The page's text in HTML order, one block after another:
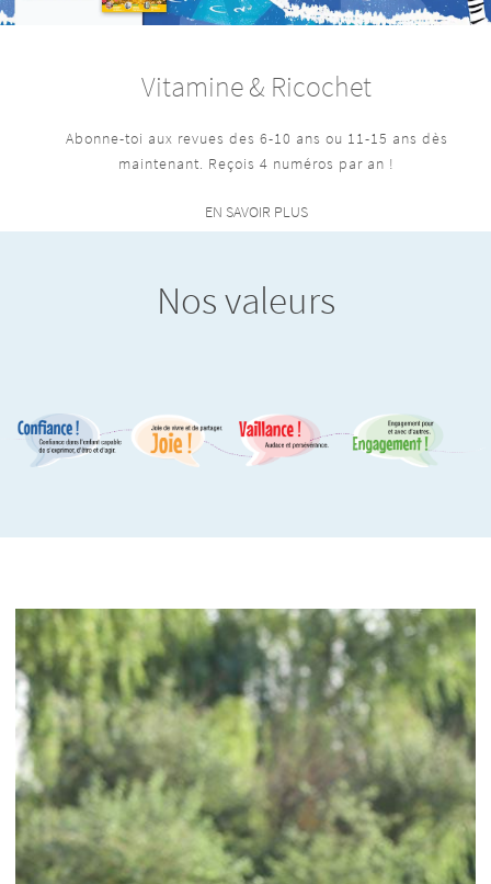
Vitamine & Ricochet
Abonne-toi aux revues des 6-10 ans ou 11-15 ans dès
maintenant. Reçois 4 numéros par an !
EN SAVOIR PLUS
Nos valeurs